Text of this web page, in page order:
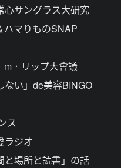
心サングラス大研究
ハマりものSNAP
m．リップ大會議
ない」de美容BINGO
ス
ラジオ
と場所と読書」の話